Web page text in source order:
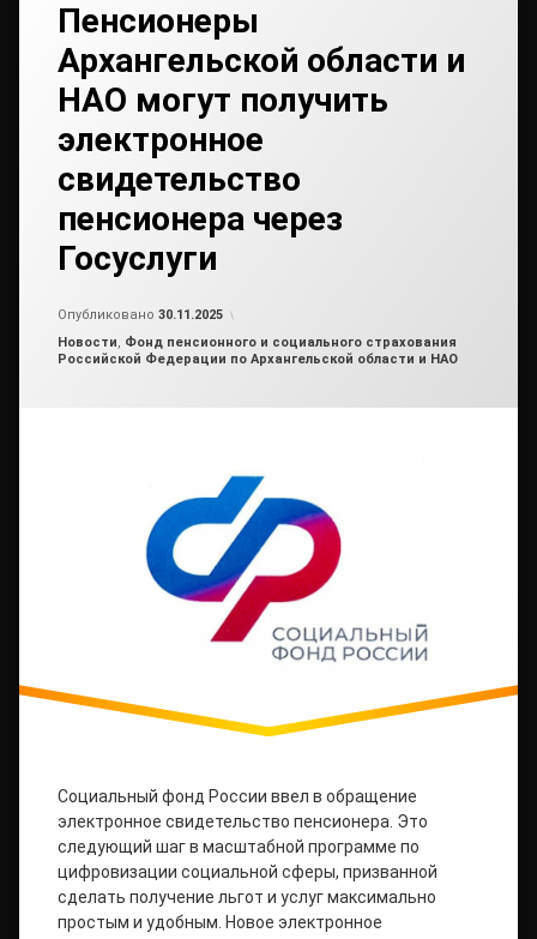
Пенсионеры
Архангельской области и
НАО могут получить
электронное
свидетельство
пенсионера через
Госуслуги
Опубликовано 30.11.2025
Рубрики:
Новости, Фонд пенсионного и социального страхования
Российской Федерации по Архангельской области и НАО
Социальный фонд России ввел в обращение
электронное свидетельство пенсионера. Это
следующий шаг в масштабной программе по
цифровизации социальной сферы, призванной
сделать получение льгот и услуг максимально
простым и удобным. Новое электронное